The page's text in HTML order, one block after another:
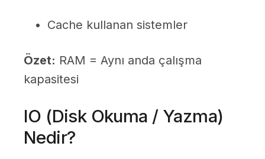
Cache kullanan sistemler
Özet: RAM = Aynı anda çalışma
kapasitesi
IO (Disk Okuma / Yazma)
Nedir?